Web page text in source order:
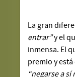
La gran
entrar”y el
inmensa. El
premio y
“negarse a sí